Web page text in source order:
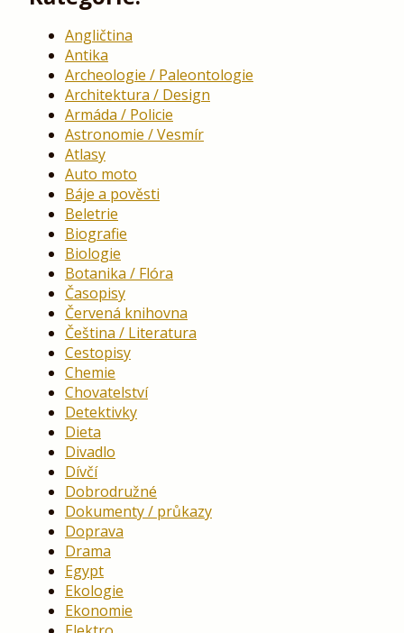
Angličtina
Antika
Archeologie / Paleontologie
Architektura / Design
Armáda / Policie
Astronomie / Vesmír
Atlasy
Auto moto
Báje a pověsti
Beletrie
Biografie
Biologie
Botanika / Flóra
Časopisy
Červená knihovna
Čeština / Literatura
Cestopisy
Chemie
Chovatelství
Detektivky
Dieta
Divadlo
Dívčí
Dobrodružné
Dokumenty / průkazy
Doprava
Drama
Egypt
Ekologie
Ekonomie